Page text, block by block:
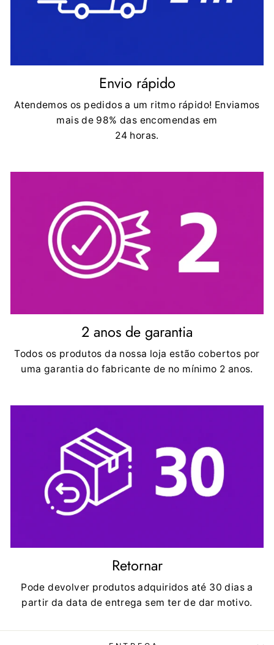
Envio rápido
Atendemos os pedidos a um ritmo rápido! Enviamos
mais de 98% das encomendas em
24 horas.
2 anos de garantia
Todos os produtos da nossa loja estão cobertos por
uma garantia do fabricante de no mínimo 2 anos.
Retornar
Pode devolver produtos adquiridos até 30 dias a
partir da data de entrega sem ter de dar motivo.